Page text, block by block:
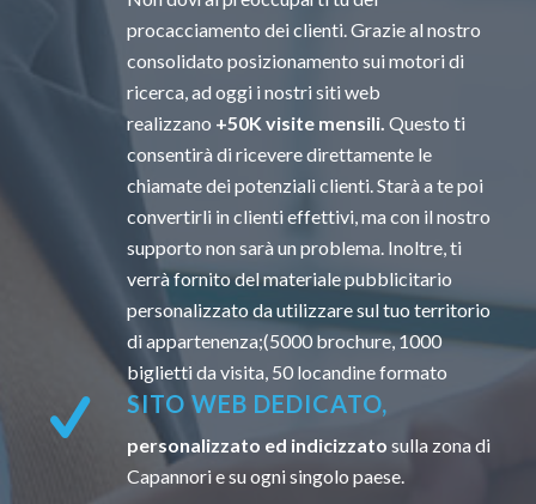
procacciamento dei clienti. Grazie al nostro
consolidato posizionamento sui motori di
ricerca, ad oggi i nostri siti web
realizzano +50K visite mensili. Questo ti
consentirà di ricevere direttamente le
chiamate dei potenziali clienti. Starà a te poi
convertirli in clienti effettivi, ma con il nostro
supporto non sarà un problema. Inoltre, ti
verrà fornito del materiale pubblicitario
personalizzato da utilizzare sul tuo territorio
di appartenenza;(5000 brochure, 1000
biglietti da visita, 50 locandine formato
SITO WEB DEDICATO,
personalizzato ed indicizzato sulla zona di
Capannori e su ogni singolo paese.